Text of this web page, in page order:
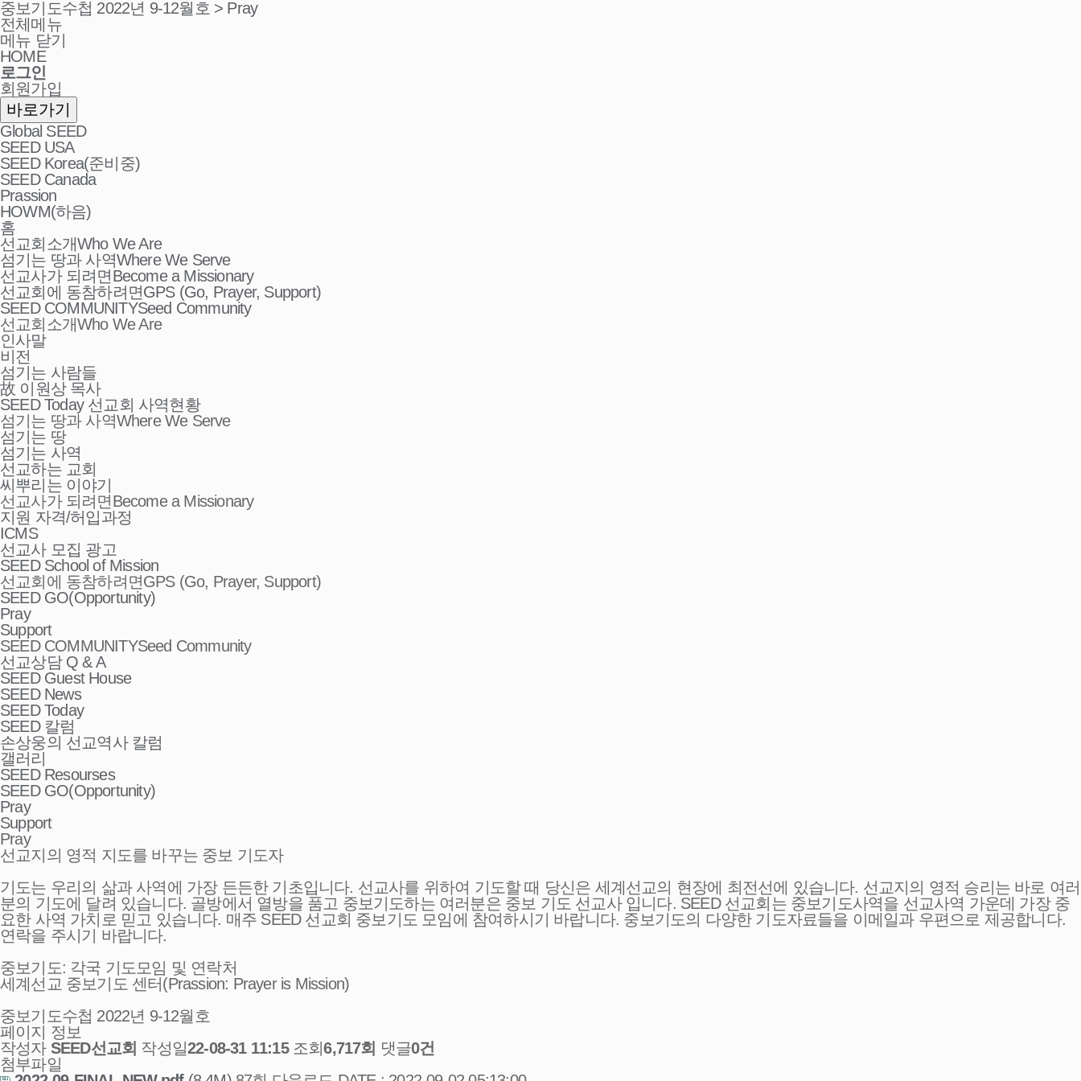
중보기도수첩 2022년 9-12월호 > Pray
전체메뉴
메뉴 닫기
HOME
로그인
회원가입
바로가기
Global SEED
SEED USA
SEED Korea(준비중)
SEED Canada
Prassion
HOWM(하음)
홈
선교회소개Who We Are
섬기는 땅과 사역Where We Serve
선교사가 되려면 Become a Missionary
선교회에 동참하려면GPS (Go, Prayer, Support)
SEED COMMUNITYSeed Community
선교회소개Who We Are
인사말
비전
섬기는 사람들
故 이원상 목사
SEED Today 선교회 사역현황
섬기는 땅과 사역Where We Serve
섬기는 땅
섬기는 사역
선교하는 교회
씨뿌리는 이야기
선교사가 되려면 Become a Missionary
지원 자격/허입과정
ICMS
선교사 모집 광고
SEED School of Mission
선교회에 동참하려면GPS (Go, Prayer, Support)
SEED GO(Opportunity)
Pray
Support
SEED COMMUNITYSeed Community
선교상담 Q & A
SEED Guest House
SEED News
SEED Today
SEED 칼럼
손상웅의 선교역사 칼럼
갤러리
SEED Resourses
SEED GO(Opportunity)
Pray
Support
Pray
선교지의 영적 지도를 바꾸는 중보 기도자
기도는 우리의 삶과 사역에 가장 든든한 기초입니다. 선교사를 위하여 기도할 때 당신은 세계선교의 현장에 최전선에 있습니다. 선교지의 영적 승리는 바로 여러
분의 기도에 달려 있습니다. 골방에서 열방을 품고 중보기도하는 여러분은 중보 기도 선교사 입니다. SEED 선교회는 중보기도사역을 선교사역 가운데 가장 중
요한 사역 가치로 믿고 있습니다. 매주 SEED 선교회 중보기도 모임에 참여하시기 바랍니다. 중보기도의 다양한 기도자료들을 이메일과 우편으로 제공합니다.
연락을 주시기 바랍니다.
중보기도: 각국 기도모임 및 연락처
세계선교 중보기도 센터(Prassion: Prayer is Mission)
중보기도수첩 2022년 9-12월호
페이지 정보
작성자 SEED선교회 작성일22-08-31 11:15조회6,717회 댓글0건
첨부파일